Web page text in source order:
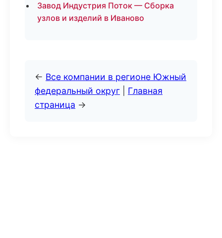
Завод Индустрия Поток — Сборка
узлов и изделий в Иваново
← Все компании в регионе Южный
федеральный округ
Главная
страница →